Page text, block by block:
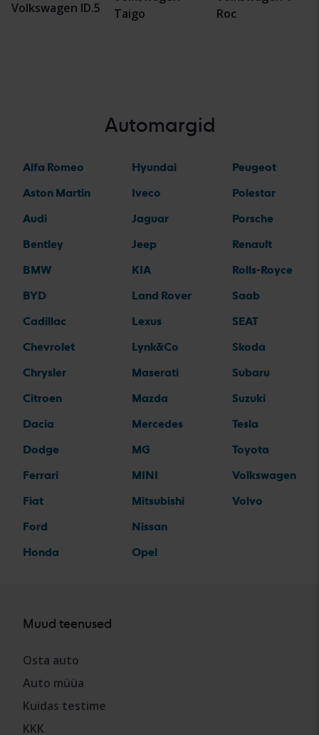
Volkswagen ID.5
Taigo
Roc
Automargid
Alfa Romeo
Aston Martin
Audi
Bentley
BMW
BYD
Cadillac
Chevrolet
Chrysler
Citroen
Dacia
Dodge
Ferrari
Fiat
Ford
Honda
Hyundai
Iveco
Jaguar
Jeep
KIA
Land Rover
Lexus
Lynk&Co
Maserati
Mazda
Mercedes
MG
MINI
Mitsubishi
Nissan
Opel
Peugeot
Polestar
Porsche
Renault
Rolls-Royce
Saab
SEAT
Skoda
Subaru
Suzuki
Tesla
Toyota
Volkswagen
Volvo
Muud teenused
Osta auto
Auto müüa
Kuidas testime
KKK